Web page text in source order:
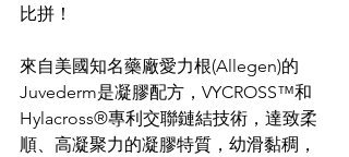
比拼！
來自美國知名藥廠愛力根(Allegen)的
Juvederm是凝膠配方，VYCROSS™和
Hylacross®專利交聯鏈結技術，達致柔
順、高凝聚力的凝膠特質，幼滑黏稠，